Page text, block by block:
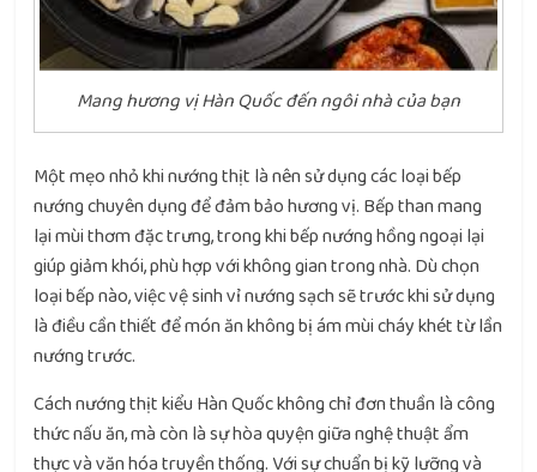
Mang hương vị Hàn Quốc đến ngôi nhà của bạn
Một mẹo nhỏ khi nướng thịt là nên sử dụng các loại bếp
nướng chuyên dụng để đảm bảo hương vị. Bếp than mang
lại mùi thơm đặc trưng, trong khi bếp nướng hồng ngoại lại
giúp giảm khói, phù hợp với không gian trong nhà. Dù chọn
loại bếp nào, việc vệ sinh vỉ nướng sạch sẽ trước khi sử dụng
là điều cần thiết để món ăn không bị ám mùi cháy khét từ lần
nướng trước.
Cách nướng thịt kiểu Hàn Quốc không chỉ đơn thuần là công
thức nấu ăn, mà còn là sự hòa quyện giữa nghệ thuật ẩm
thực và văn hóa truyền thống. Với sự chuẩn bị kỹ lưỡng và